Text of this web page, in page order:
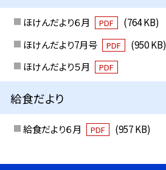
ほけんだより６月 PDF
(764 KB)
ほけんだより7月号
PDF
(950 KB)
ほけんだより５月
PDF
給食だより
給食だより６月 PDF (957 KB)